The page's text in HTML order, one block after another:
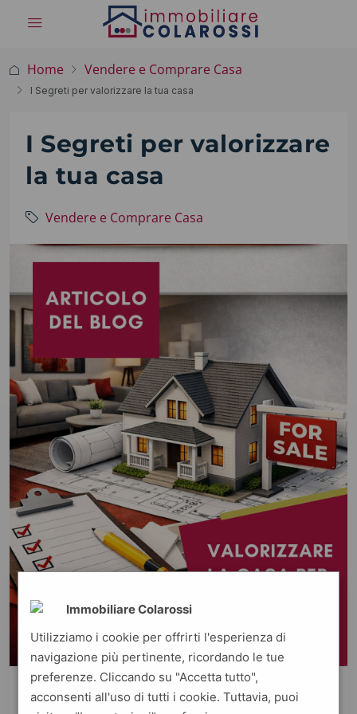
Home Vendere e Comprare Casa
I Segreti per valorizzare la tua casa
I Segreti per valorizzare
la tua casa
Vendere e Comprare Casa
By Fabrizio Colarossi
Immobiliare Colarossi
Utilizziamo i cookie per offrirti l'esperienza di
navigazione più pertinente, ricordando le tue
preferenze. Cliccando su "Accetta tutto",
acconsenti all'uso di tutti i cookie. Tuttavia, puoi